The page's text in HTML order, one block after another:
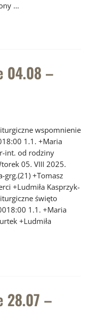
…
04.08 –
wspomnienie
1.1. +Maria
int. od rodziny
05. VIII 2025.
grg.(21) +Tomasz
+Ludmiła Kasprzyk-
święto
1.1. +Maria
+Ludmiła
28.07 –